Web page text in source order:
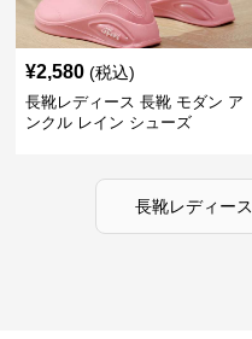
¥2,580 (税込)
長靴レディース 長靴 モダン ア
ンクル レイン シューズ
長靴レディース